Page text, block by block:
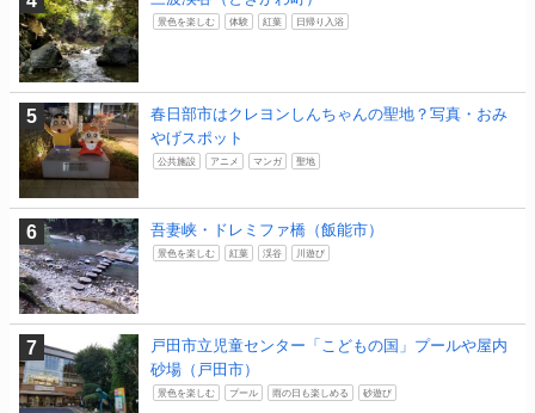
景色を楽しむ 体験 紅葉 日帰り入浴
春日部市はクレヨンしんちゃんの聖地？写真・おみ
やげスポット
公共施設 アニメ マンガ 聖地
吾妻峡・ドレミファ橋（飯能市）
景色を楽しむ 紅葉 渓谷 川遊び
戸田市立児童センター「こどもの国」プールや屋内
砂場（戸田市）
景色を楽しむ プール 雨の日も楽しめる 砂遊び